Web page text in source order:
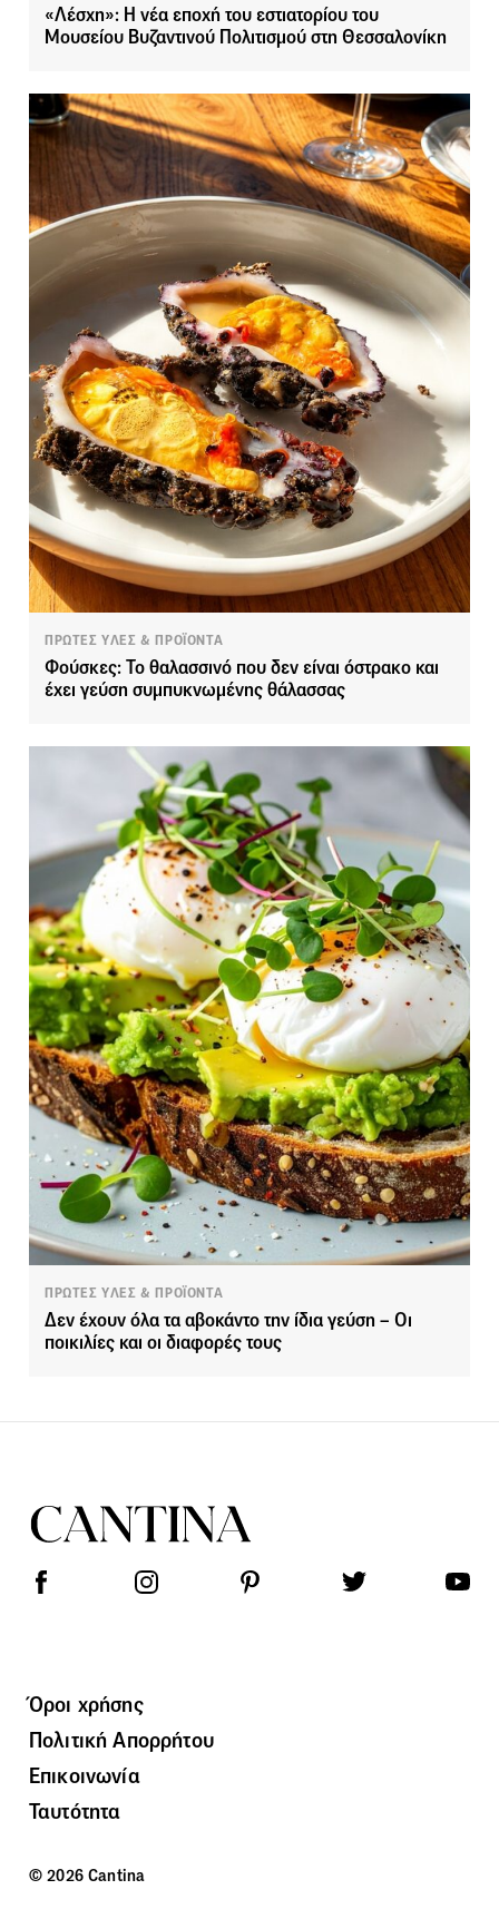
«Λέσχη»: Η νέα εποχή του εστιατορίου του
Μουσείου Βυζαντινού Πολιτισμού στη Θεσσαλονίκη
ΠΡΩΤΕΣ ΥΛΕΣ & ΠΡΟΪΟΝΤΑ
Φούσκες: Το θαλασσινό που δεν είναι όστρακο και
έχει γεύση συμπυκνωμένης θάλασσας
ΠΡΩΤΕΣ ΥΛΕΣ & ΠΡΟΪΟΝΤΑ
Δεν έχουν όλα τα αβοκάντο την ίδια γεύση – Οι
ποικιλίες και οι διαφορές τους
Όροι χρήσης
Πολιτική Απορρήτου
Επικοινωνία
Ταυτότητα
© 2026 Cantina